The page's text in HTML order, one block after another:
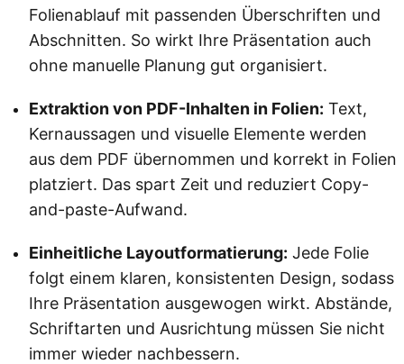
Folienablauf mit passenden Überschriften und
Abschnitten. So wirkt Ihre Präsentation auch
ohne manuelle Planung gut organisiert.
Extraktion von PDF-Inhalten in Folien: Text,
Kernaussagen und visuelle Elemente werden
aus dem PDF übernommen und korrekt in Folien
platziert. Das spart Zeit und reduziert Copy-
and-paste-Aufwand.
Einheitliche Layoutformatierung: Jede Folie
folgt einem klaren, konsistenten Design, sodass
Ihre Präsentation ausgewogen wirkt. Abstände,
Schriftarten und Ausrichtung müssen Sie nicht
immer wieder nachbessern.